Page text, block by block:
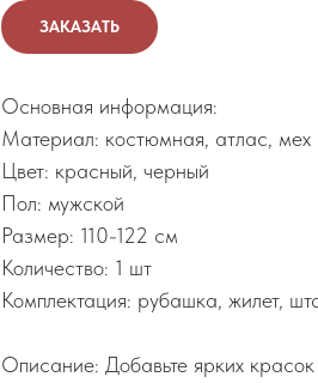
ЗАКАЗАТЬ
Основная информация:
Материал: костюмная, атлас, мех
Цвет: красный, черный
Пол: мужской
Размер: 110-122 см
Количество: 1 шт
Комплектация: рубашка, жилет,
Описание: Добавьте ярких